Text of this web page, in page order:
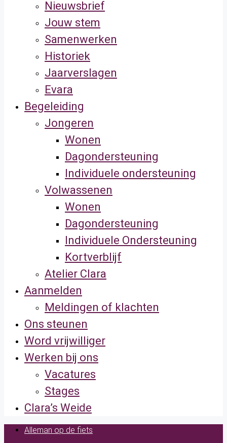
Nieuwsbrief
Jouw stem
Samenwerken
Historiek
Jaarverslagen
Evara
Begeleiding
Jongeren
Wonen
Dagondersteuning
Individuele ondersteuning
Volwassenen
Wonen
Dagondersteuning
Individuele Ondersteuning
Kortverblijf
Atelier Clara
Aanmelden
Meldingen of klachten
Ons steunen
Word vrijwilliger
Werken bij ons
Vacatures
Stages
Clara’s Weide
Alleman op de fiets